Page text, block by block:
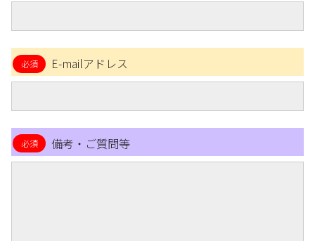
E-mailアドレス
備考・ご質問等